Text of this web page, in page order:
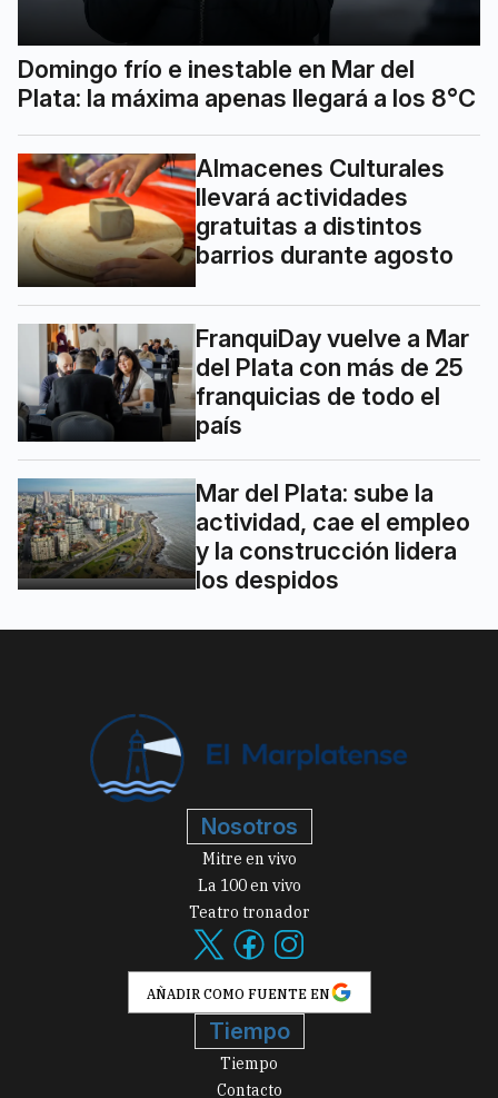
Domingo frío e inestable en Mar del
Plata: la máxima apenas llegará a los 8°C
Almacenes Culturales
llevará actividades
gratuitas a distintos
barrios durante agosto
FranquiDay vuelve a Mar
del Plata con más de 25
franquicias de todo el
país
Mar del Plata: sube la
actividad, cae el empleo
y la construcción lidera
los despidos
Nosotros
Mitre en vivo
La 100 en vivo
Teatro tronador
AÑADIR COMO FUENTE EN
Tiempo
Tiempo
Contacto